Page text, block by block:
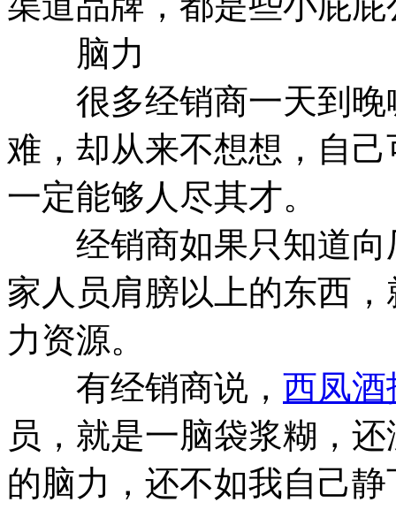
脑力
很多经销商一天到晚
难，却从来不想想，自
一定能够人尽其才。
经销商如果只知道向
家人员肩膀以上的东西
力资源。
有经销商说， 西凤酒
员，就是一脑袋浆糊，
的脑力，还不如我自己